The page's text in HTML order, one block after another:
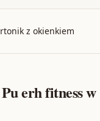
z okienkiem
erh fitness w